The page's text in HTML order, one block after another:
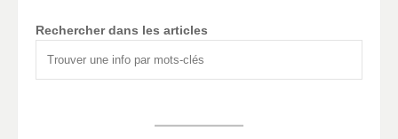
Rechercher dans les articles